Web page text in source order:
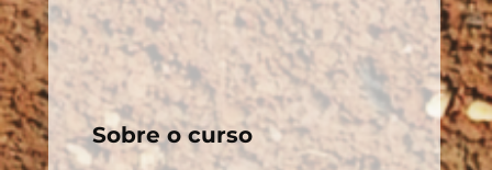
Sobre o curso